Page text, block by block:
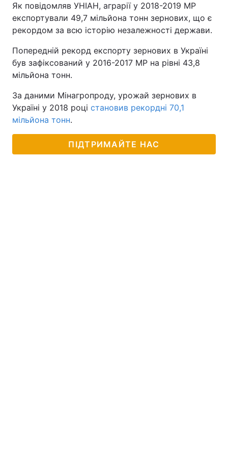
Як повідомляв УНІАН, аграрії у 2018-2019 МР
експортували 49,7 мільйона тонн зернових, що є
рекордом за всю історію незалежності держави.
Попередній рекорд експорту зернових в Україні
був зафіксований у 2016-2017 МР на рівні 43,8
мільйона тонн.
За даними Мінагропроду, урожай зернових в
Україні у 2018 році становив рекордні 70,1
мільйона тонн.
ПІДТРИМАЙТЕ НАС